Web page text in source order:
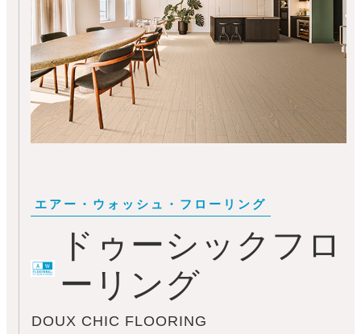
ドゥーシックフロ
ーリング
DOUX CHIC FLOORING